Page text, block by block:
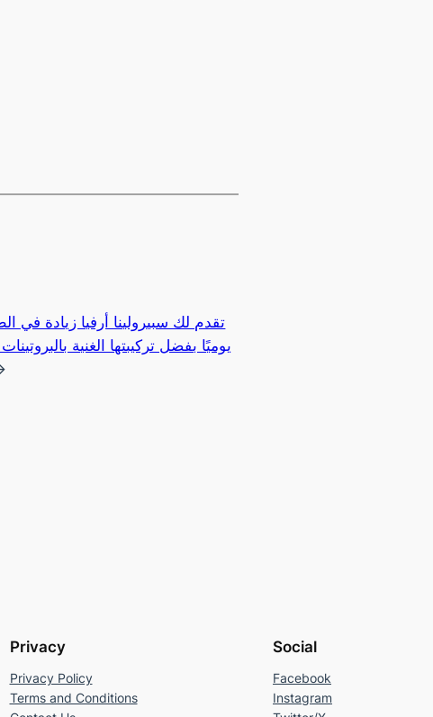
يوميًا بفضل تركيبتها الغنية
Privacy
Privacy Policy
Terms and Conditions
Social
Facebook
Instagram